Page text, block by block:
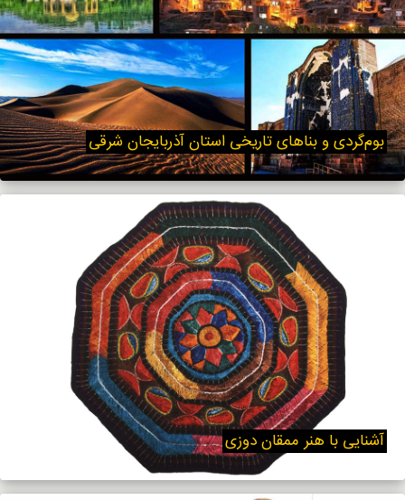
بوم‌گردی و بناهای تاریخی استان آذربایجان شرقی
آشنایی با هنر ممقان دوزی